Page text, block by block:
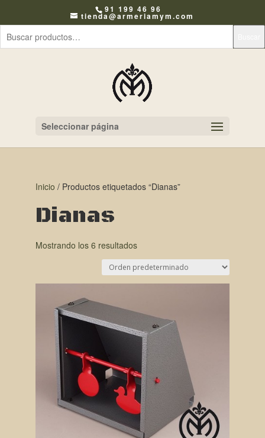
91 199 46 96
tienda@armeriamym.com
Seleccionar página
Inicio / Productos etiquetados “Dianas”
Dianas
Mostrando los 6 resultados